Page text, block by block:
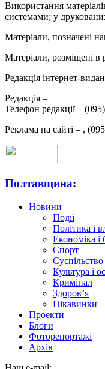
Використання
системами; у
Матеріали, позначені
Матеріали, розміщені в
Редакція інтернет-
Редакція –
Телефон редакції –
Реклама на сайті – ,
Полтавщина:
Новини
Події
Політика і
Економіка і
Спорт
Суспільство
Культура і
Кримінал
Здоров’я
Цікавинки
Проекти
Блоги
Фоторепортажі
Архів